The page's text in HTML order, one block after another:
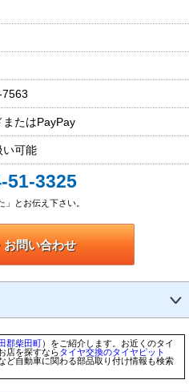
たはPayPay
い可能
51-3325
とお伝え下さい。
お問い合わせ
郡柴田町）をご紹介します。お近くのタイ
店を探すならタイヤ交換のタイヤピット
ど自動車に関わる部品取り付け情報も検索